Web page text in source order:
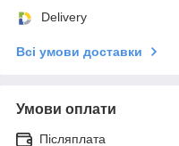
Delivery
Всі умови доставки
Умови оплати
Післяплата